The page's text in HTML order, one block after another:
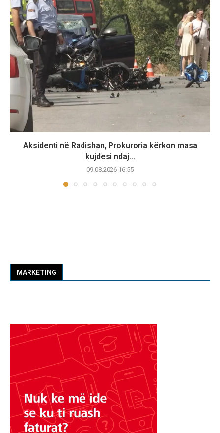
Aksidenti në Radishan, Prokuroria kërkon masa
kujdesi ndaj...
09.08.2026 16:55
MARKETING